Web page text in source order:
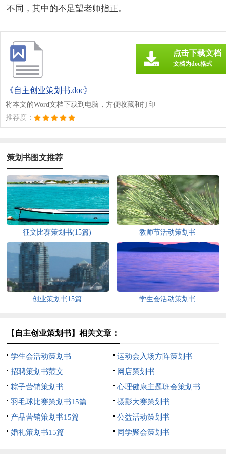
不同，其中的不足望老师指正。
《自主创业策划书.doc》
将本文的Word文档下载到电脑，方便收藏和打印
推荐度：
点击下载文档
文档为doc格式
策划书图文推荐
征文比赛策划书(15篇) 教师节活动策划书
创业策划书15篇 学生会活动策划书
【自主创业策划书】相关文章：
学生会活动策划书
运动会入场方阵策划书
招聘策划书范文
网店策划书
粽子营销策划书
心理健康主题班会策划书
羽毛球比赛策划书15篇
摄影大赛策划书
产品营销策划书15篇
公益活动策划书
婚礼策划书15篇
同学聚会策划书